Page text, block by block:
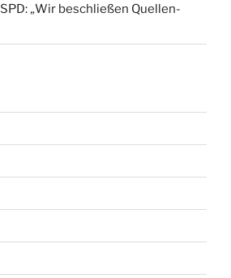
SPD: „Wir beschließen Quellen-